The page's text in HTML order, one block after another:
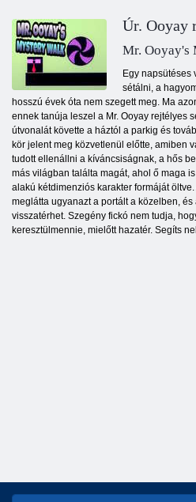
Úr. Ooyay
Mr. Ooyay's
Egy napsütéses
sétálni, a
hosszú évek óta nem szegett meg. Ma
ennek tanúja leszel a Mr. Ooyay rejtélyes
útvonalát követte a háztól a parkig és
kör jelent meg közvetlenül előtte, amiben
tudott ellenállni a kíváncsiságnak, a hős
más világban találta magát, ahol ő maga
alakú kétdimenziós karakter formáját
meglátta ugyanazt a portált a közelben,
visszatérhet. Szegény fickó nem tudja,
keresztülmennie, mielőtt hazatér. Segíts